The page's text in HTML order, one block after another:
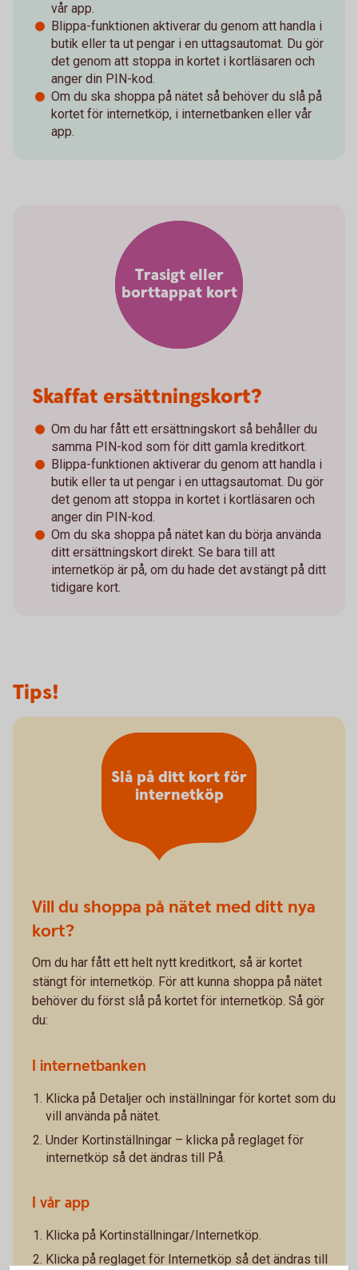
vår app.
Blippa-funktionen aktiverar du genom att handla i
butik eller ta ut pengar i en uttagsautomat. Du gör
det genom att stoppa in kortet i kortläsaren och
anger din PIN-kod.
Om du ska shoppa på nätet så behöver du slå på
kortet för internetköp, i internetbanken eller vår
app.
Trasigt eller
borttappat kort
Skaffat ersättningskort?
Om du har fått ett ersättningskort så behåller du
samma PIN-kod som för ditt gamla kreditkort.
Blippa-funktionen aktiverar du genom att handla i
butik eller ta ut pengar i en uttagsautomat. Du gör
det genom att stoppa in kortet i kortläsaren och
anger din PIN-kod.
Om du ska shoppa på nätet kan du börja använda
ditt ersättningskort direkt. Se bara till att
internetköp är på, om du hade det avstängt på ditt
tidigare kort.
Tips!
Slå på ditt kort för
internetköp
Vill du shoppa på nätet med ditt nya
kort?
Om du har fått ett helt nytt kreditkort, så är kortet
stängt för internetköp. För att kunna shoppa på nätet
behöver du först slå på kortet för internetköp. Så gör
du:
I internetbanken
Klicka på Detaljer och inställningar för kortet som du
vill använda på nätet.
Under Kortinställningar – klicka på reglaget för
internetköp så det ändras till På.
I vår app
Klicka på Kortinställningar/Internetköp.
Klicka på reglaget för Internetköp så det ändras till